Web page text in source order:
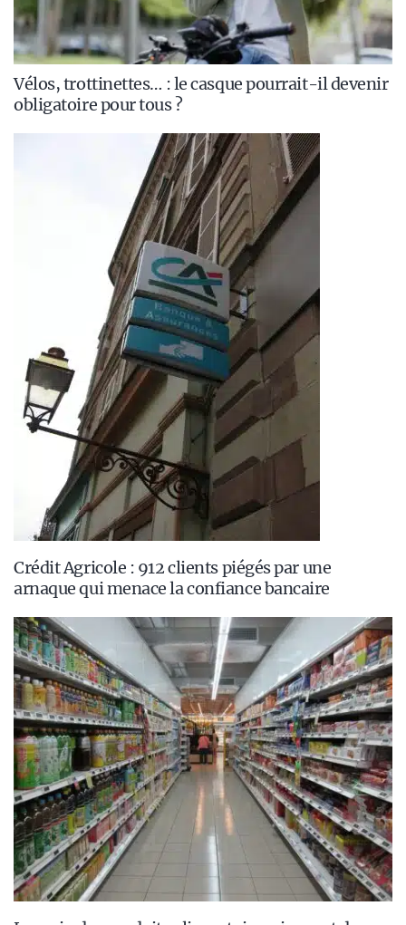
Vélos, trottinettes… : le casque pourrait-il devenir
obligatoire pour tous ?
Crédit Agricole : 912 clients piégés par une
arnaque qui menace la confiance bancaire